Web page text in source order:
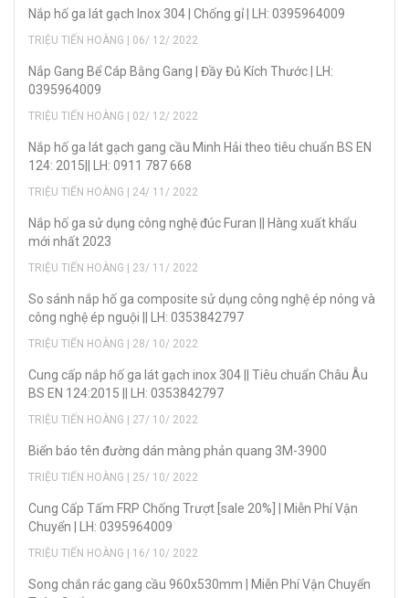
Nắp hố ga lát gạch Inox 304 | Chống gỉ | LH: 0395964009
TRIỆU TIẾN HOÀNG | 06/ 12/ 2022
Nắp Gang Bể Cáp Bằng Gang | Đầy Đủ Kích Thước | LH:
0395964009
TRIỆU TIẾN HOÀNG | 02/ 12/ 2022
Nắp hố ga lát gạch gang cầu Minh Hải theo tiêu chuẩn BS EN
124: 2015|| LH: 0911 787 668
TRIỆU TIẾN HOÀNG | 24/ 11/ 2022
Nắp hố ga sử dụng công nghệ đúc Furan || Hàng xuất khẩu
mới nhất 2023
TRIỆU TIẾN HOÀNG | 23/ 11/ 2022
So sánh nắp hố ga composite sử dụng công nghệ ép nóng và
công nghệ ép nguội || LH: 0353842797
TRIỆU TIẾN HOÀNG | 28/ 10/ 2022
Cung cấp nắp hố ga lát gạch inox 304 || Tiêu chuẩn Châu Âu
BS EN 124:2015 || LH: 0353842797
TRIỆU TIẾN HOÀNG | 27/ 10/ 2022
Biển báo tên đường dán màng phản quang 3M-3900
TRIỆU TIẾN HOÀNG | 25/ 10/ 2022
Cung Cấp Tấm FRP Chống Trượt [sale 20%] | Miễn Phí Vận
Chuyển | LH: 0395964009
TRIỆU TIẾN HOÀNG | 16/ 10/ 2022
Song chắn rác gang cầu 960x530mm | Miễn Phí Vận Chuyển